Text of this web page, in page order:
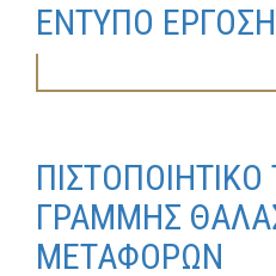
ΕΝΤΥΠΟ
ΠΙΣΤΟΠΟΙΗΤΙΚΟ
ΓΡΑΜΜΗΣ
ΜΕΤΑΦΟΡΩΝ